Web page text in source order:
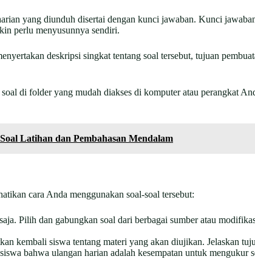
yang diunduh disertai dengan kunci jawaban. Kunci
perlu menyusunnya sendiri.
deskripsi singkat tentang soal tersebut, tujuan
di folder yang mudah diakses di komputer atau perangkat
Latihan dan Pembahasan Mendalam
cara Anda menggunakan soal-soal tersebut:
Pilih dan gabungkan soal dari berbagai sumber atau
kembali siswa tentang materi yang akan diujikan. Jelaskan
bahwa ulangan harian adalah kesempatan untuk mengukur